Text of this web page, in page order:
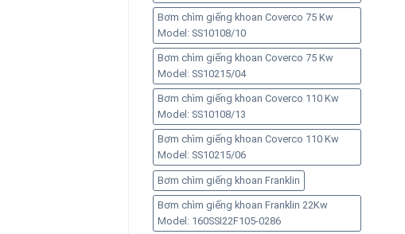
Bơm chìm giếng khoan Coverco 75 Kw
Model: SS10108/10
Bơm chìm giếng khoan Coverco 75 Kw
Model: SS10215/04
Bơm chìm giếng khoan Coverco 110 Kw
Model: SS10108/13
Bơm chìm giếng khoan Coverco 110 Kw
Model: SS10215/06
Bơm chìm giếng khoan Franklin
Bơm chìm giếng khoan Franklin 22Kw
Model: 160SSI22F105-0286